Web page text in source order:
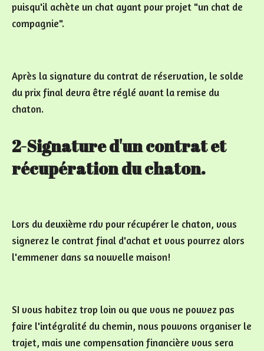
puisqu'il achète un chat ayant pour projet "un chat de
compagnie".
Après la signature du contrat de réservation, le solde
du prix final devra être réglé avant la remise du
chaton.
2-Signature d'un contrat et
récupération du chaton.
Lors du deuxième rdv pour récupérer le chaton, vous
signerez le contrat final d'achat et vous pourrez alors
l'emmener dans sa nouvelle maison!
SI vous habitez trop loin ou que vous ne pouvez pas
faire l'intégralité du chemin, nous pouvons organiser le
trajet, mais une compensation financière vous sera